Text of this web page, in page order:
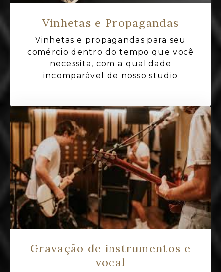
Vinhetas e Propagandas
Vinhetas e propagandas para seu
comércio dentro do tempo que você
necessita, com a qualidade
incomparável de nosso studio
Gravação de instrumentos e
vocal